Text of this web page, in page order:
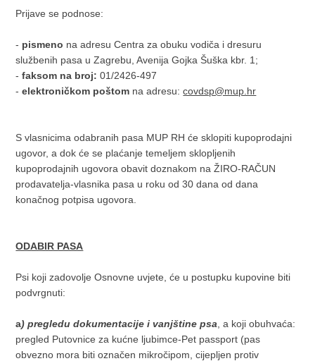
Prijave se podnose:
- pismeno na adresu Centra za obuku vodiča i dresuru
službenih pasa u Zagrebu, Avenija Gojka Šuška kbr. 1;
-faksom na broj:01/2426-497
-elektroničkom poštom na adresu:covdsp@mup.hr
S vlasnicima odabranih pasa MUP RH će sklopiti kupoprodajni
ugovor, a dok će se plaćanje temeljem sklopljenih
kupoprodajnih ugovora obavit doznakom na ŽIRO-RAČUN
prodavatelja-vlasnika pasa u roku od 30 dana od dana
konačnog potpisa ugovora.
ODABIR PASA
Psi koji zadovolje Osnovne uvjete, će u postupku kupovine biti
podvrgnuti:
a) pregledu dokumentacije i vanjštine psa , a koji obuhvaća:
pregled Putovnice za kućne ljubimce-Pet passport (pas
obvezno mora biti označen mikročipom, cijepljen protiv